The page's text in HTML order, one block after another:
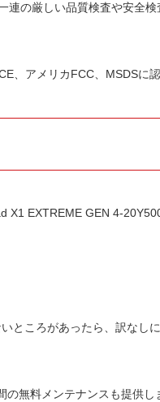
連の厳しい品質検査や安全
、アメリカFCC、MSDSに認
X1 EXTREME GEN 4-
ところがあったら、訳なし
の無料メンテナンスも提供し